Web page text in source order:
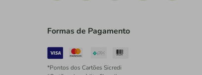
Formas de Pagamento
*Pontos dos Cartões Sicredi